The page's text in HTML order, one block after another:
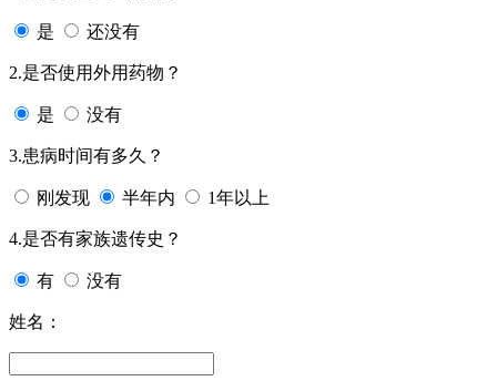
是 还没有
2.是否使用外用药物？
是 没有
3.患病时间有多久？
刚发现 半年内 1年以上
4.是否有家族遗传史？
有 没有
姓名：